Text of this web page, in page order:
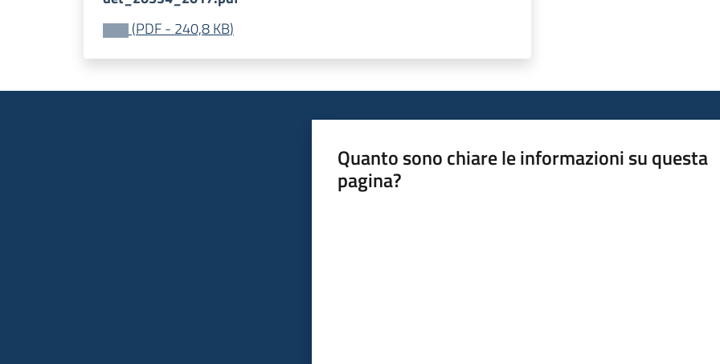
(PDF- 240,8 KB)
Quanto sono chiare le informazioni su questa
pagina?